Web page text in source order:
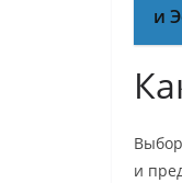
и
и